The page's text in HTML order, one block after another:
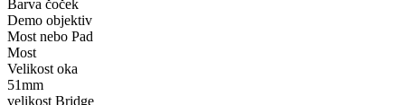
Barva čoček
Demo objektiv
Most nebo Pad
Most
Velikost oka
51mm
velikost Bridge